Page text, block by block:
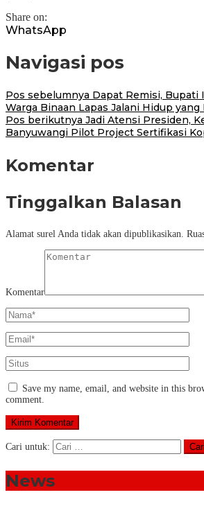
Share on:
WhatsApp
Navigasi pos
Pos sebelumnya Dapat Remisi, Bupati
Warga Binaan Lapas Jalani Hidup
Pos berikutnya Jadi Atensi Presiden,
Banyuwangi Pilot Project Sertifikasi
Komentar
Tinggalkan Balasan
Alamat surel Anda tidak akan dipublikasikan.
Komentar
Save my name, email, and website in this
comment.
Cari untuk:
News